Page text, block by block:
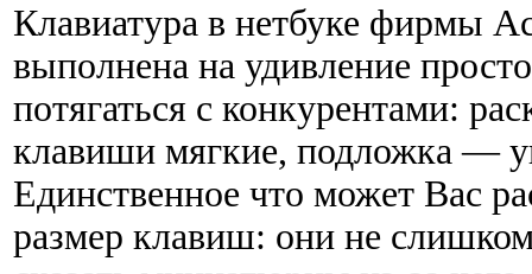
Клавиатура в нетбуке фирмы
выполнена на удивление
потягаться с конкурентами:
клавиши мягкие, подложка —
Единственное что может Вас
размер клавиш: они не